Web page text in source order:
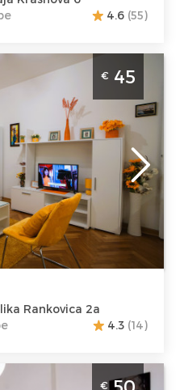
4.6 (55)
Place Beograd
u mirnom delu
prizemju
4
:33
:
€ 45
Rankovica 2a
4.3 (14)
Beograd Vračar
€50